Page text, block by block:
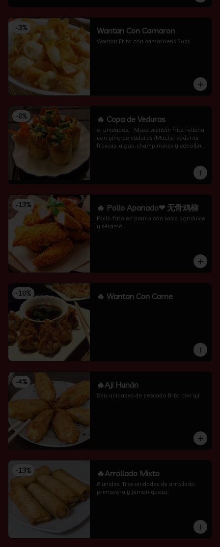
-3% Wantan Con Camaron
Wantan Frito con camaroens 5uds
-6% 🔥 Copa de Veduras
ei unidades..   Masa wantán frita rellena
con pino de vuduras (Mucho veduras
frescas ,algas ,champiñones y cebollin
-13% 🔥 Pollo Apanado❤ 无骨鸡柳
Pollo frito en panko con salsa agridulce
y sésamo
-16% 🔥 Wantan Con Carne
-4% 🔥Aji Hunán
Seis unidades de pescado frito con ají.
-13% 🔥Arrollado Mixto
6 unides. Tres unidades de arrollado
primavera y jamon queso.